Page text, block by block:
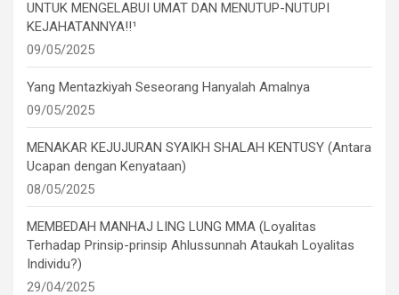
UNTUK MENGELABUI UMAT DAN MENUTUP-NUTUPI
KEJAHATANNYA!!¹
09/05/2025
Yang Mentazkiyah Seseorang Hanyalah Amalnya
09/05/2025
MENAKAR KEJUJURAN SYAIKH SHALAH KENTUSY (Antara
Ucapan dengan Kenyataan)
08/05/2025
MEMBEDAH MANHAJ LING LUNG MMA (Loyalitas
Terhadap Prinsip-prinsip Ahlussunnah Ataukah Loyalitas
Individu?)
29/04/2025